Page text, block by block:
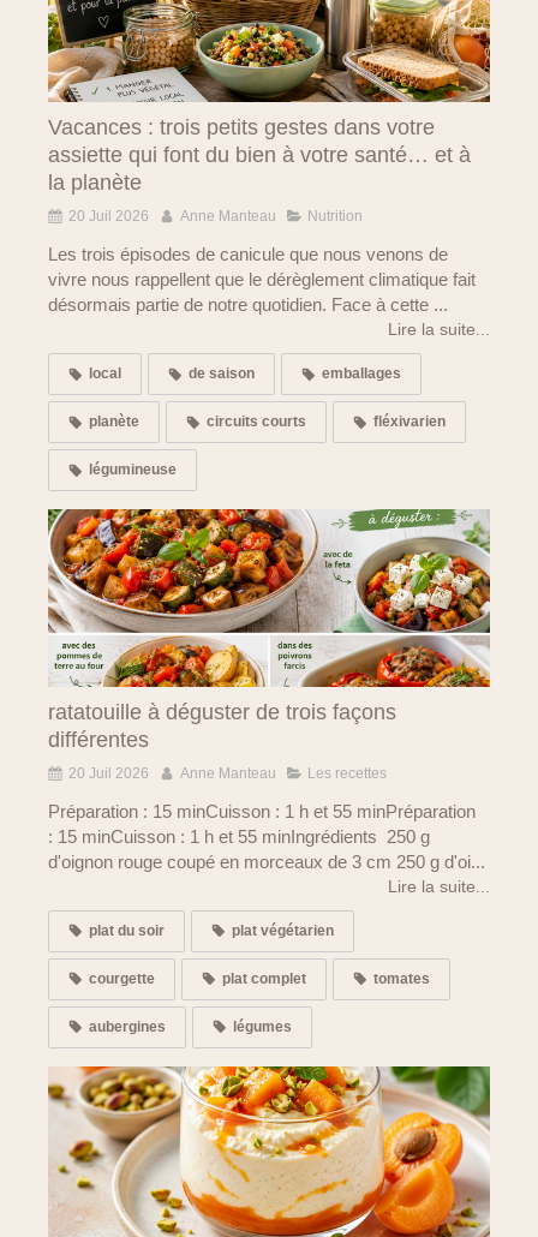
Vacances : trois petits gestes dans votre
assiette qui font du bien à votre santé… et à
la planète
20 Juil 2026 Anne Manteau Nutrition
Les trois épisodes de canicule que nous venons de
vivre nous rappellent que le dérèglement climatique fait
désormais partie de notre quotidien. Face à cette ...
Lire la suite...
local de saison emballages
planète circuits courts fléxivarien
légumineuse
ratatouille à déguster de trois façons
différentes
20 Juil 2026 Anne Manteau Les recettes
Préparation : 15 minCuisson : 1 h et 55 minPréparation
: 15 minCuisson : 1 h et 55 minIngrédients 250 g
d'oignon rouge coupé en morceaux de 3 cm 250 g d'oi...
Lire la suite...
plat du soir plat végétarien
courgette plat complet tomates
aubergines légumes